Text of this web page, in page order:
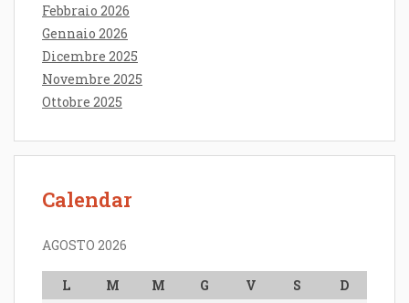
Febbraio 2026
Gennaio 2026
Dicembre 2025
Novembre 2025
Ottobre 2025
Calendar
AGOSTO 2026
L M M G V S
D